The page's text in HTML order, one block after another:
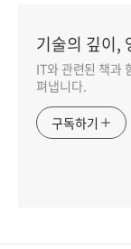
기술의 깊이,
IT와 관련된 책과
펴냅니다.
구독하기